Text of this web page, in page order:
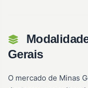
Gerais
O mercado de Minas